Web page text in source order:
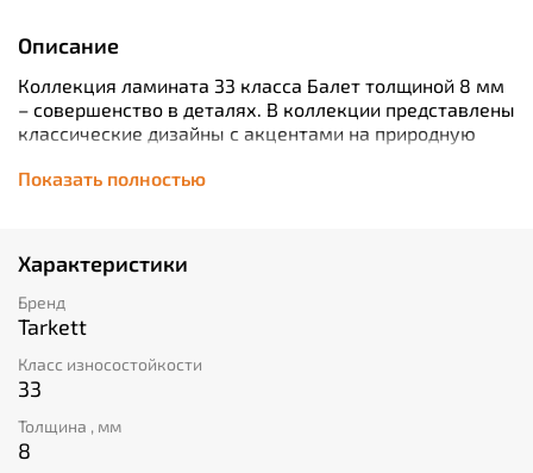
Описание
Коллекция ламината 33 класса Балет толщиной 8 мм
– совершенство в деталях. В коллекции представлены
классические дизайны с акцентами на природную
создадут в вашем доме комфортную и тёплую
красоту дерева. В коллекции используется эффект
массивной доски и 4-х сторонняя фаска. Усиленная
влагостойкость благодаря
усовершенствованной технологии защиты ламината
Показать полностью
Характеристики
Бренд
Tarkett
Класс износостойкости
33
Толщина , мм
8